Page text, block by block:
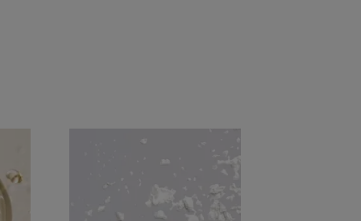
de acne-gevoelige huid.
aanvoelen.